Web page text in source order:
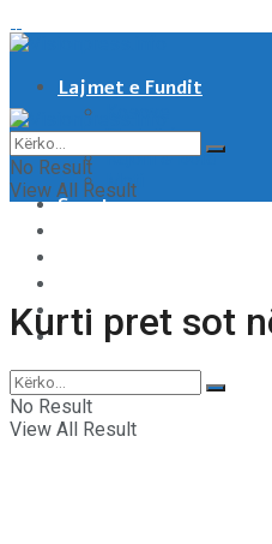
Lajmet e Fundit
Shqipëri
Rajoni & Bota
Moti
Sport
Tech & Auto
Video
No Result
View All Result
No Result
View All Result
Kurti pret sot